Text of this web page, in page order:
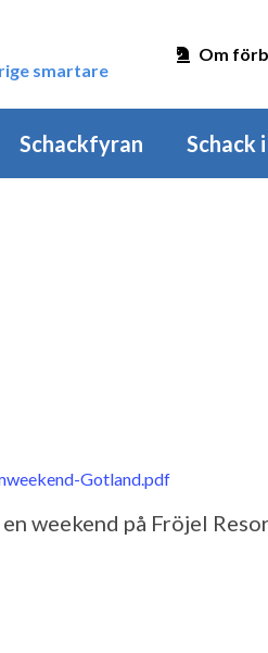
smartare
Om
Schackfyran Schack
Gotland.pdf
weekend på Fröjel